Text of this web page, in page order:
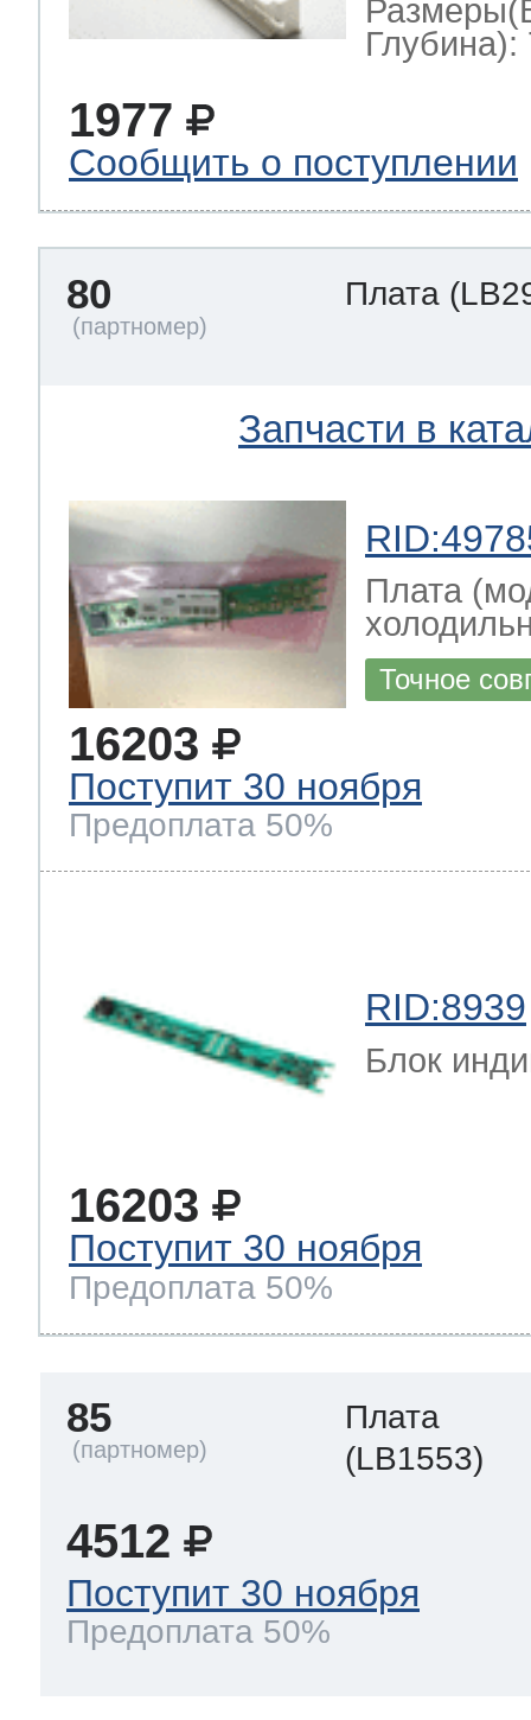
Глубина):
1977
Сообщить о поступлении
80 Плата
Запчасти в
Плата
Точное
16203
Поступит 30 ноября
Предоплата 50%
RID:8939
Блок
16203
Поступит 30 ноября
Предоплата 50%
85
Плата
(LB1553)
4512
Поступит 30 ноября
Предоплата 50%